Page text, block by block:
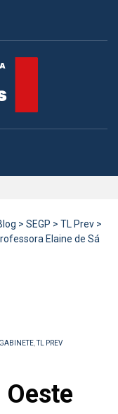
> SEGP > TL Prev >
Elaine de Sá
GABINETE,TL PREV
Oeste